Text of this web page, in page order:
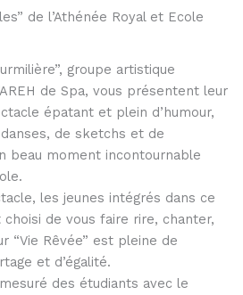
de l’Athénée Royal et Ecole
groupe artistique
de Spa, vous présentent leur
épatant et plein d’humour,
de sketchs et de
beau moment incontournable
les jeunes intégrés dans ce
de vous faire rire, chanter,
“Vie Rêvée” est pleine de
et d’égalité.
des étudiants avec le